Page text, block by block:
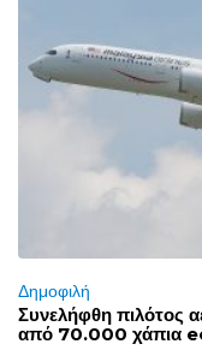
Δημοφιλή
Συνελήφθη πιλότος
από 70.000 χάπια